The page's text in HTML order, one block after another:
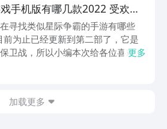
手机版有哪几款2022 受欢迎
分享
寻找类似星际争霸的手游有哪些
为止已经更新到第二部了，它是
卫战，所以小编本次给各位喜欢太
款好玩的高质量的星际游戏，具体
更多
加载更多